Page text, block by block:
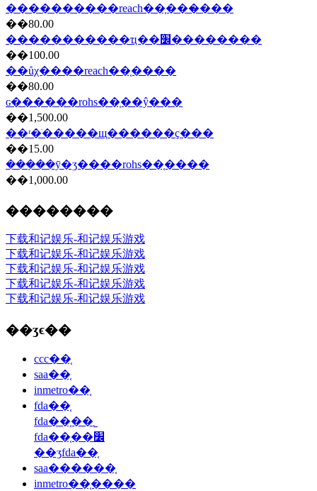
����������reach��֤���̷���
��80.00
�����������ҵ��׼��������
��100.00
��ůχ����reach��֤����
��80.00
ɢ������rohs��֤��ŷ���
��1,500.00
��ʳ�ֺ�����щ������ҫ���
��15.00
���ܼ��ȳ�ʒ����rohs��֤����
��1,000.00
��������
下载和记娱乐-和记娱乐游戏
下载和记娱乐-和记娱乐游戏
下载和记娱乐-和记娱乐游戏
下载和记娱乐-和记娱乐游戏
下载和记娱乐-和记娱乐游戏
��ʒϵ��
ccc��֤
saa��֤
inmetro��֤
fda��֤
fda��֤��˾
fda��֤��׼
��ʒfda��֤
saa������֤
inmetro��֤����